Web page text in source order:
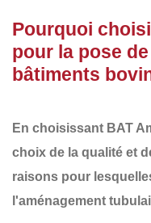
Pourquoi
pour la pose
bâtiments
En choisissant BAT
choix de la qualité et
raisons pour
l'aménagement